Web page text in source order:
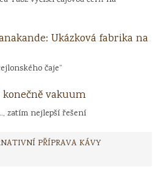
Ukázková fabrika na
čaje“
konečně vakuum
zatím nejlepší řešení
PŘÍPRAVA KÁVY